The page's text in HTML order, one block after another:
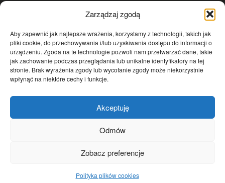
Zarządzaj zgodą
Aby zapewnić jak najlepsze wrażenia, korzystamy z technologii, takich jak
pliki cookie, do przechowywania i/lub uzyskiwania dostępu do informacji o
urządzeniu. Zgoda na te technologie pozwoli nam przetwarzać dane, takie
jak zachowanie podczas przeglądania lub unikalne identyfikatory na tej
stronie. Brak wyrażenia zgody lub wycofanie zgody może niekorzystnie
wpłynąć na niektóre cechy i funkcje.
Akceptuję
Odmów
Zobacz preferencje
Polityka plików cookies
Temat dnia
4601
Publicystyka
4363
Polityka
3639
Polska
Społeczeństwo
2823